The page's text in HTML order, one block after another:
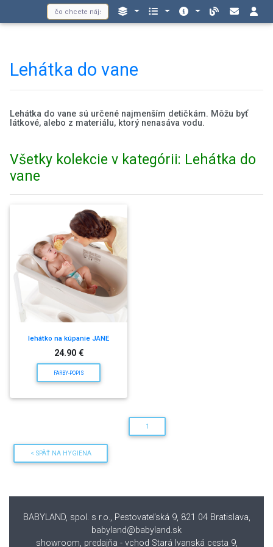
Lehátka do vane
Lehátka do vane sú určené najmenším detičkám. Môžu byť
látkové, alebo z materiálu, ktorý nenasáva vodu.
Všetky kolekcie v kategórii: Lehátka do
vane
lehátko na kúpanie JANE
24.90 €
FARBY-POPIS
1
< SPÄŤ NA HYGIENA
BABYLAND, spol. s r.o., Pestovateľská 9, 821 04 Bratislava,
babyland@babyland.sk
showroom, predajňa - vchod Stará Ivanská cesta 9,